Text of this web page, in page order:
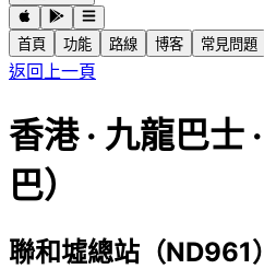
首頁 功能 路線 博客 常見問題
返回上一頁
香港· 九龍巴士 ·
巴）
聯和墟總站（ND961）